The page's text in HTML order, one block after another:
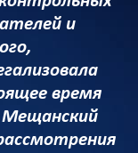
и
время
Мещанский